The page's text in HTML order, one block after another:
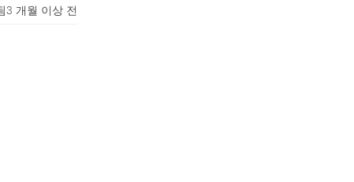
3 개월 이상 전